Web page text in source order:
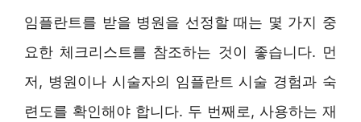
임플란트를 받을 병원을 선정할 때는 몇 가지 중
요한 체크리스트를 참조하는 것이 좋습니다. 먼
저, 병원이나 시술자의 임플란트 시술 경험과 숙
련도를 확인해야 합니다. 두 번째로, 사용하는 재